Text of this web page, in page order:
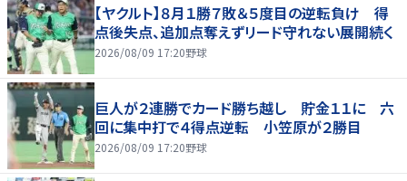
【ヤクルト】８月１勝７敗＆５度目の逆転負け 得
点後失点、追加点奪えずリード守れない展開続く
2026/08/09 17:20野球
巨人が２連勝でカード勝ち越し 貯金１１に 六
回に集中打で４得点逆転 小笠原が２勝目
2026/08/09 17:20野球